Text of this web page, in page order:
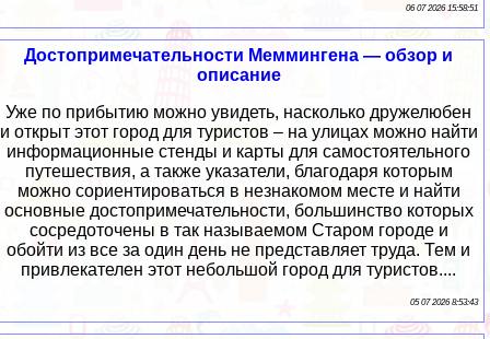
06 07 2026 15:58:51
Достопримечательности Меммингена — обзор и
описание
Уже по прибытию можно увидеть, насколько дружелюбен
и открыт этот город для туристов – на улицах можно найти
информационные стенды и карты для самостоятельного
путешествия, а также указатели, благодаря которым
можно сориентироваться в незнакомом месте и найти
основные достопримечательности, большинство которых
сосредоточены в так называемом Старом городе и
обойти из все за один день не представляет труда. Тем и
привлекателен этот небольшой город для туристов....
05 07 2026 8:53:43